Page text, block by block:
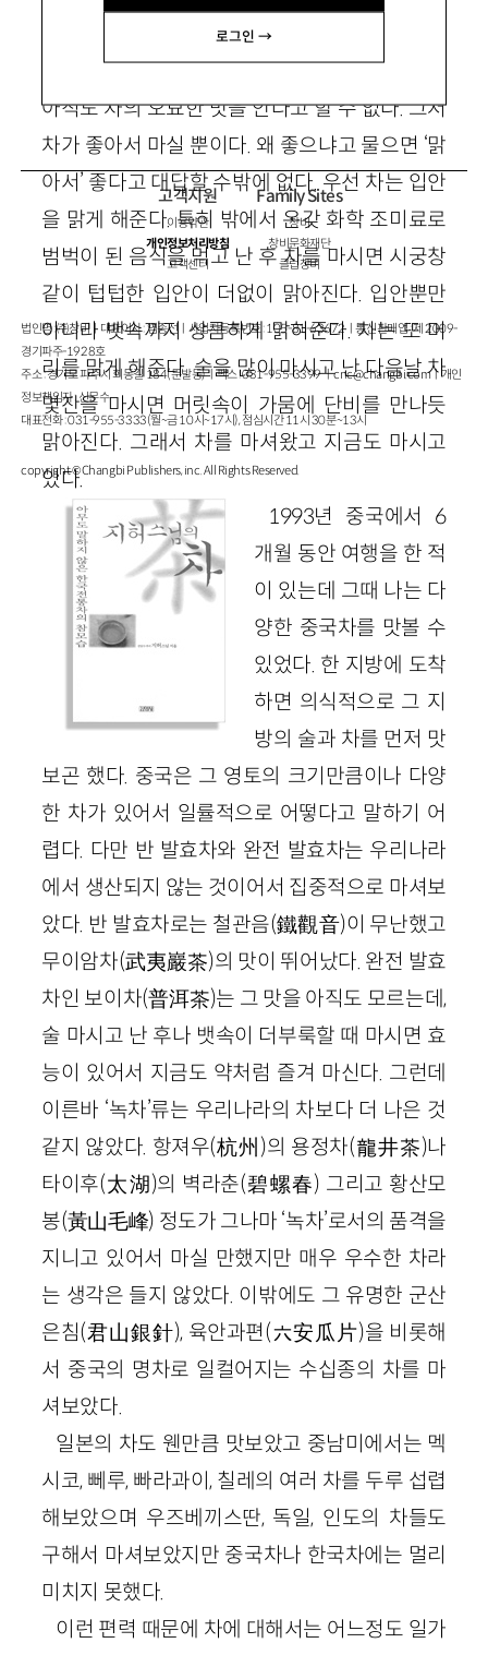
로그인 →
내가 차를 마시기 시작한 지 20여년이 넘었지만
아직도 차의 오묘한 맛을 안다고 할 수 없다. 그저
차가 좋아서 마실 뿐이다. 왜 좋으냐고 물으면 ‘맑
아서’ 좋다고 대답할 수밖에 없다. 우선 차는 입안
을 맑게 해준다. 특히 밖에서 온갖 화학 조미료로
범벅이 된 음식을 먹고 난 후 차를 마시면 시궁창
같이 텁텁한 입안이 더없이 맑아진다. 입안뿐만
아니라 뱃속까지 상큼하게 맑혀준다. 차는 또 머
리를 맑게 해준다. 술을 많이 마시고 난 다음날 차
몇잔을 마시면 머릿속이 가뭄에 단비를 만나듯
맑아진다. 그래서 차를 마셔왔고 지금도 마시고
있다.
1993년 중국에서 6
개월 동안 여행을 한 적
이 있는데 그때 나는 다
양한 중국차를 맛볼 수
있었다. 한 지방에 도착
하면 의식적으로 그 지
방의 술과 차를 먼저 맛
보곤 했다. 중국은 그 영토의 크기만큼이나 다양
한 차가 있어서 일률적으로 어떻다고 말하기 어
렵다. 다만 반 발효차와 완전 발효차는 우리나라
에서 생산되지 않는 것이어서 집중적으로 마셔보
았다. 반 발효차로는 철관음(鐵觀音)이 무난했고
무이암차(武夷巖茶)의 맛이 뛰어났다. 완전 발효
차인 보이차(普洱茶)는 그 맛을 아직도 모르는데,
술 마시고 난 후나 뱃속이 더부룩할 때 마시면 효
능이 있어서 지금도 약처럼 즐겨 마신다. 그런데
이른바 ‘녹차’류는 우리나라의 차보다 더 나은 것
같지 않았다. 항져우(杭州)의 용정차(龍井茶)나
타이후(太湖)의 벽라춘(碧螺春) 그리고 황산모
봉(黃山毛峰) 정도가 그나마 ‘녹차’로서의 품격을
지니고 있어서 마실 만했지만 매우 우수한 차라
는 생각은 들지 않았다. 이밖에도 그 유명한 군산
은침(君山銀針), 육안과편(六安瓜片)을 비롯해
서 중국의 명차로 일컬어지는 수십종의 차를 마
셔보았다.
일본의 차도 웬만큼 맛보았고 중남미에서는 멕
시코, 뻬루, 빠라과이, 칠레의 여러 차를 두루 섭렵
해보았으며 우즈베끼스딴, 독일, 인도의 차들도
구해서 마셔보았지만 중국차나 한국차에는 멀리
미치지 못했다.
이런 편력 때문에 차에 대해서는 어느정도 일가
고객지원
이용약관
개인정보처리방침
고객센터
Family Sites
창비
창비문화재단
클럽창비
법인명 : ㈜창비ㅣ대표이사 : 염종선ㅣ사업자등록번호 : 105-81-63672ㅣ통신판매업 : 제 2009-
경기파주-1928호
주소 : 경기도 파주시 회동길 184(문발동)ㅣ팩스 : 031-955-3399 ㅣcnc@changbi.comㅣ개인
정보책임자 : 신문수
대표전화 : 031-955-3333(월~금 10시~17시), 점심시간 11시 30분~13시
copyright © Changbi Publishers, inc. All Rights Reserved.